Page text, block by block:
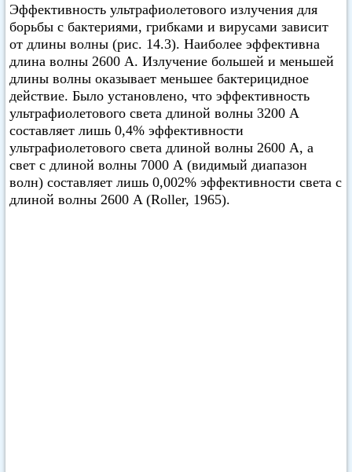
Эффективность ультрафиолетового излучения для
борьбы с бактериями, грибками и вирусами зависит
от длины волны (рис. 14.3). Наиболее эффективна
длина волны 2600 А. Излучение большей и меньшей
длины волны оказывает меньшее бактерицидное
действие. Было установлено, что эффективность
ультрафиолетового света длиной волны 3200 А
составляет лишь 0,4% эффективности
ультрафиолетового света длиной волны 2600 А, а
свет с длиной волны 7000 А (видимый диапазон
волн) составляет лишь 0,002% эффективности света с
длиной волны 2600 A (Roller, 1965).